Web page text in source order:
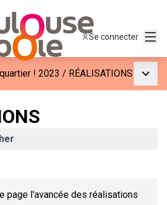
Se connecter
! 2023 / RÉALISATIONS
page l'avancée des réalisations